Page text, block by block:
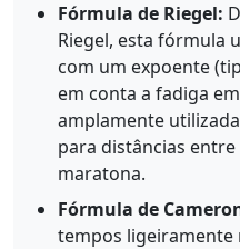
Fórmula de Riegel:
Riegel, esta fórmula
com um expoente
em conta a fadiga
amplamente
para distâncias entre
maratona.
Fórmula de
tempos ligeiramente